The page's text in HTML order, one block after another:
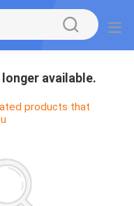
available.
products that